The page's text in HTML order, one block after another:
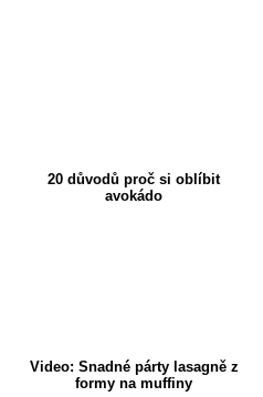
20 důvodů proč si oblíbit
avokádo
Video: Snadné párty lasagně z
formy na muffiny